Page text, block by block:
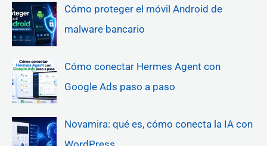
Cómo proteger el móvil Android de
malware bancario
Cómo conectar Hermes Agent con
Google Ads paso a paso
Novamira: qué es, cómo conecta la IA con